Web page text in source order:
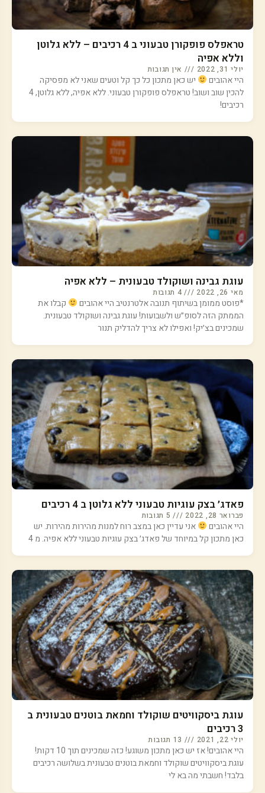
טראפלס פופקורן טבעוני ב 4 רכיבים – ללא גלוטן
וללא אפיה
יולי 31, 2022 אין תגובות
היי אהובים
יש כאן מתכון כל כך קל וטעים שאני לא מפסיקה
להכין שוב ושוב! טראפלס פופקורן טבעוני. ללא אפיה, ללא גלוטן, 4
רכיבים!
עוגת גבינה ושוקולד טבעונית – ללא אפיה
מאי 26, 2022 4 תגובות
*פוסט ממומן בשיתוף תנובה אלטרנטיב היי אהובים
קבלו את
הממתק הזה לסופ״ש ולשבועות! עוגת גבינה ושוקולד טבעונית.
שמכינים בצ׳יק! ואפילו לא צריך להדליק תנור
פאדג׳ בצק עוגיות טבעוני ללא גלוטן ב 4 רכיבים
פברואר 28, 2022 5 תגובות
היי אהובים
אני עדיין כאן במצב רוח למנות מהירות מהירות. יש
כאן מתכון קל במיוחד של פאדג׳ בצק עוגיות טבעוני ללא אפיה. מ 4
עוגת ביסקוויטים שוקולד וחמאת בוטנים טבעונית ב
3 רכיבים
יולי 22, 2021
היי אהובים! אז יש כאן מתכון משוגע! כזה שמכינים תוך 10 דקות!
עוגת ביסקוויטים שוקולד וחמאת בוטנים טבעונית בשלושה רכיבים
בלבד! חשבתי מה בא לי